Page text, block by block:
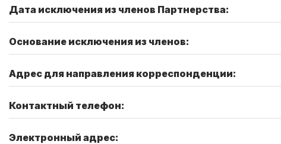
Дата исключения из членов Партнерства:
Основание исключения из членов:
Адрес для направления корреспонденции:
Контактный телефон:
Электронный адрес: